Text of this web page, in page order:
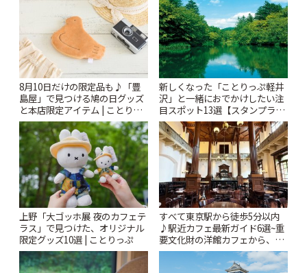
8月10日だけの限定品も♪「豊
島屋」で見つける鳩の日グッズ
と本店限定アイテム | ことりっ
ぷ
新しくなった「ことりっぷ軽井
沢」と一緒におでかけしたい注
目スポット13選【スタンプラリ
ー開催中】 | ことりっぷ
上野「大ゴッホ展 夜のカフェテ
ラス」で見つけた、オリジナル
限定グッズ10選 | ことりっぷ
すべて東京駅から徒歩5分以内
♪駅近カフェ最新ガイド6選~重
要文化財の洋館カフェから、改
札すぐのレトロ喫茶まで~ | こと